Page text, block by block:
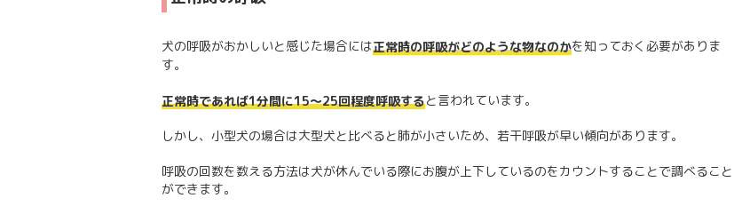
犬の呼吸がおかしいと感じた場合には正常時の呼吸がどのような物なのかを知っておく必要がありま
す。
正常時であれば1分間に15～25回程度呼吸すると言われています。
しかし、小型犬の場合は大型犬と比べると肺が小さいため、若干呼吸が早い傾向があります。
呼吸の回数を数える方法は犬が休んでいる際にお腹が上下しているのをカウントすることで調べること
ができます。